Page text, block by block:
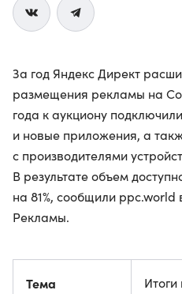
За год Яндекс Директ
размещения рекламы на
года к аукциону
и новые приложения, а
с производителями
В результате объем
на 81%, сообщили
Рекламы.
Тема